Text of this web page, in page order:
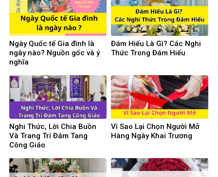
Ngày Quốc tế Gia đình là
ngày nào? Nguồn gốc và ý
nghĩa
Đám Hiếu Là Gì? Các Nghi
Thức Trong Đám Hiếu
Nghi Thức, Lời Chia Buồn
Và Trang Trí Đám Tang
Công Giáo
Vì Sao Lại Chọn Người Mở
Hàng Ngày Khai Trương